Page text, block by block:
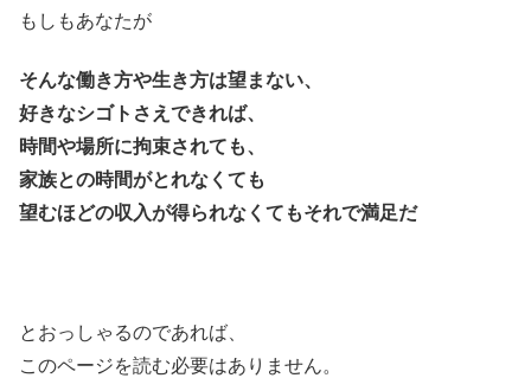
もしもあなたが
そんな働き方や生き方は望まない、
好きなシゴトさえできれば、
時間や場所に拘束されても、
家族との時間がとれなくても
望むほどの収入が得られなくてもそれで満足だ
とおっしゃるのであれば、
このページを読む必要はありません。